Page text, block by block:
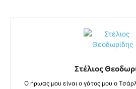
Στέλιος
Ο ήρωας μου είναι ο γάτος μου ο